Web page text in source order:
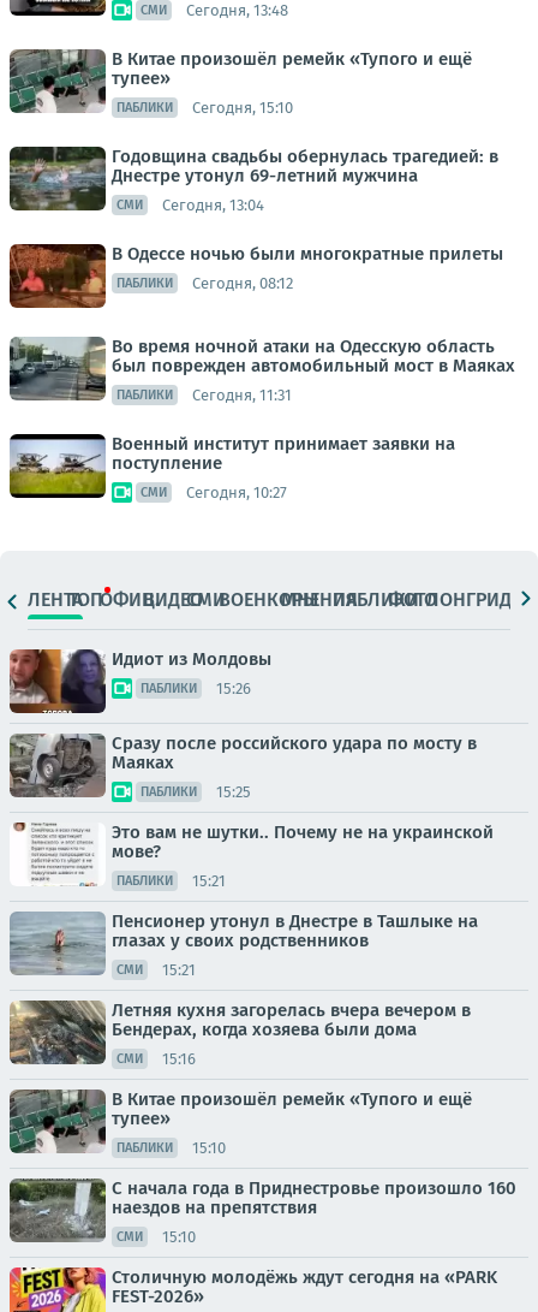
СМИ Сегодня, 13:48
В Китае произошёл ремейк «Тупого и ещё
тупее»
ПАБЛИКИ Сегодня, 15:10
Годовщина свадьбы обернулась трагедией: в
Днестре утонул 69-летний мужчина
СМИ Сегодня, 13:04
В Одессе ночью были многократные прилеты
ПАБЛИКИ Сегодня, 08:12
Во время ночной атаки на Одесскую область
был поврежден автомобильный мост в Маяках
ПАБЛИКИ Сегодня, 11:31
Военный институт принимает заявки на
поступление
СМИ Сегодня, 10:27
ЛЕНТАТОПОФИЦ.ВИДЕОСМИВОЕНКОРЫМНЕНИЯПАБЛИКИ
ФОТОЛОНГРИДЫ
Идиот из Молдовы
ПАБЛИКИ 15:26
Сразу после российского удара по мосту в
Маяках
ПАБЛИКИ 15:25
Это вам не шутки.. Почему не на украинской
мове?
ПАБЛИКИ 15:21
Пенсионер утонул в Днестре в Ташлыке на
глазах у своих родственников
СМИ 15:21
Летняя кухня загорелась вчера вечером в
Бендерах, когда хозяева были дома
СМИ 15:16
В Китае произошёл ремейк «Тупого и ещё
тупее»
ПАБЛИКИ 15:10
С начала года в Приднестровье произошло 160
наездов на препятствия
СМИ 15:10
Столичную молодёжь ждут сегодня на «PARK
FEST-2026»